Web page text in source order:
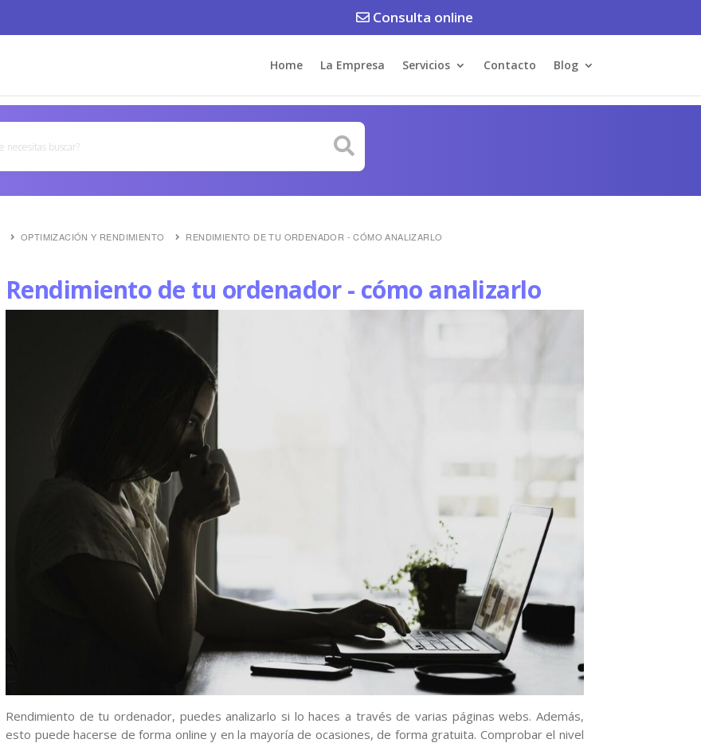
Consulta online
Home La Empresa Servicios Contacto Blog
OPTIMIZACIÓN Y RENDIMIENTO RENDIMIENTO DE TU ORDENADOR - CÓMO ANALIZARLO
Rendimiento de tu ordenador - cómo analizarlo
Rendimiento de tu ordenador, puedes analizarlo si lo haces a través de varias páginas webs. Además,
esto puede hacerse de forma online y en la mayoría de ocasiones, de forma gratuita. Comprobar el nivel